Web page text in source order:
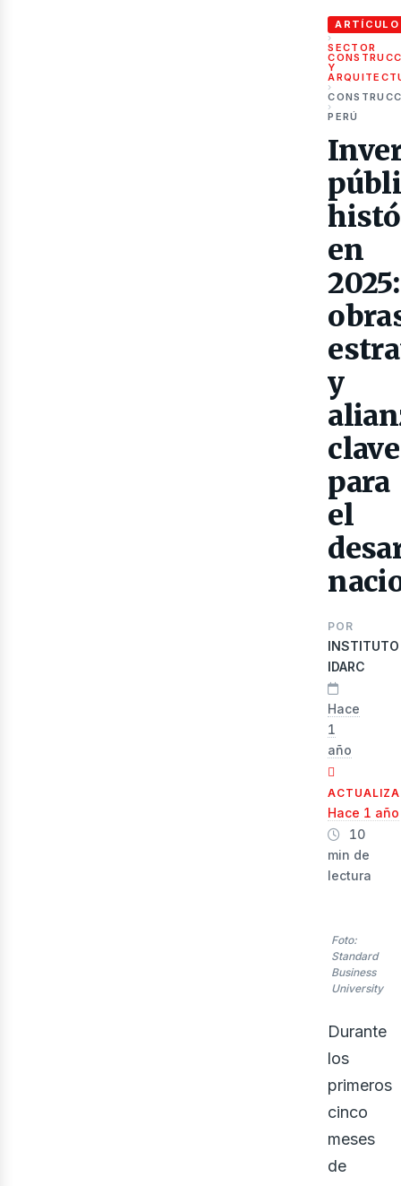
ARTÍCULO
›
SECTOR
Y
›
›
PERÚ
en
2025:
y
clave
para
el
POR
INSTITUTO
IDARC
Hace
1
año
Hace 1 año
10
min de
lectura
Foto:
Standard
Business
University
Durante
los
primeros
cinco
meses
de